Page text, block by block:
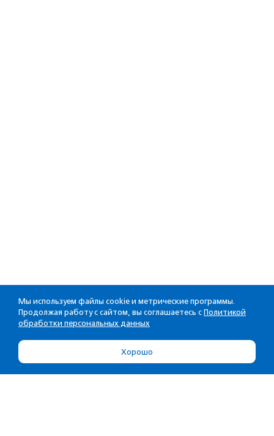
Мы используем файлы cookie и метрические программы.
Продолжая работу с сайтом, вы соглашаетесь с Политикой
обработки персональных данных
Хорошо